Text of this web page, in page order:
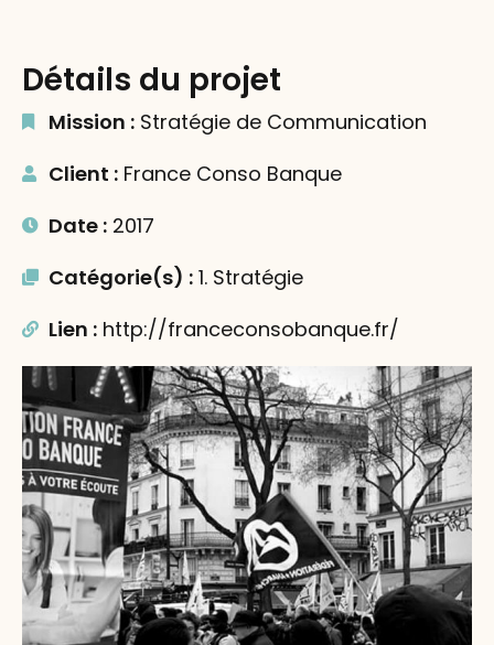
Détails du projet
Mission :Stratégie de Communication
Client :France Conso Banque
Date :2017
Catégorie(s) :1. Stratégie
Lien :http://franceconsobanque.fr/